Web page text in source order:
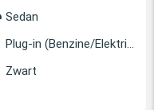
Sedan
Plug-in (Benzine/Elektrisch)
Zwart